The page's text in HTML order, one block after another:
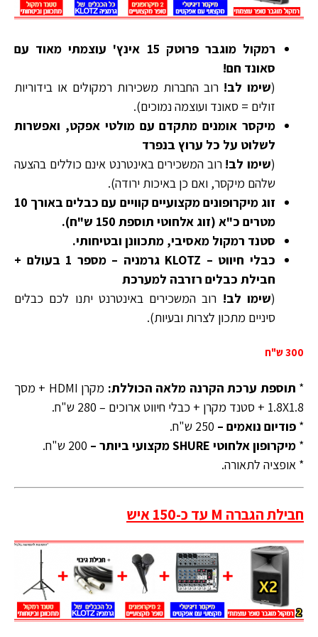
רמקול מוגבר פרוטק 15 אינץ' עוצמתי מאוד עם
סאונד חם!
(שימו לב! רוב החברות משכירות רמקולים או בידוריות
זולים = סאונד ועוצמה נמוכים).
מיקסר אומנים מתקדם עם מולטי אפקט, ואפשרות
לשלוט על כל ערוץ בנפרד
(שימו לב! רוב המשכירים באינטרנט אינם כוללים בהצעה
שלהם מיקסר, ואם כן באיכות ירודה).
זוג מיקרופונים מקצועיים קוויים עם כבלים באורך 10
מטרים כ"א (זוג אלחוטי תוספת 150 ש"ח).
סטנד רמקול מאסיבי, מתכוונן ובטיחותי.
כבלי חיווט – KLOTZ גרמניה – מספר 1 בעולם +
חבילת כבלים רזרבה למערכת
(שימו לב! רוב המשכירים באינטרנט יתנו לכם כבלים
סיניים מתכון לצרות ובעיות).
300 ש"ח
* תוספת ערכת הקרנה מלאה הכוללת:
מקרן HDMI + מסך
1.8X1.8 + סטנד מקרן + כבלי חיווט ארוכים – 280 ש"ח.
* פודיום נואמים –
* מיקרופון אלחוטי SHURE מקצועי ביותר –
* אופציה לתאורה.
חבילת הגברה M עד כ-150 איש